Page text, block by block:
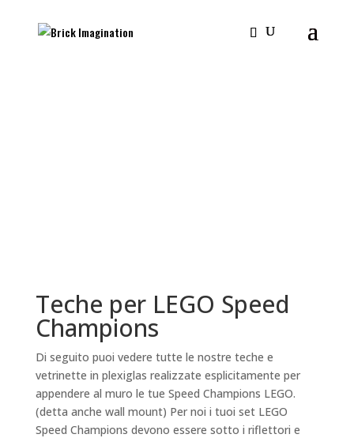
Teche per LEGO Speed
Champions
Di seguito puoi vedere tutte le nostre teche e
vetrinette in plexiglas realizzate esplicitamente per
appendere al muro le tue Speed Champions LEGO.
(detta anche wall mount) Per noi i tuoi set LEGO
Speed Champions devono essere sotto i riflettori e